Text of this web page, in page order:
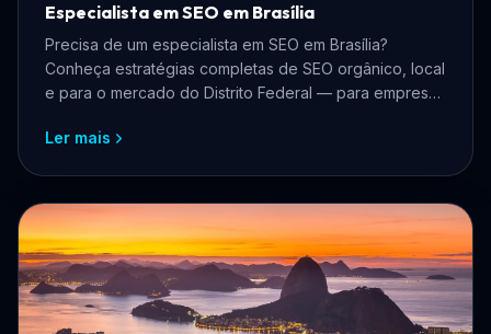
Especialista em SEO em Brasília
Precisa de um especialista em SEO em Brasília?
Conheça estratégias completas de SEO orgânico, local
e para o mercado do Distrito Federal — para empresas
dominar os buscadores.
Ler mais